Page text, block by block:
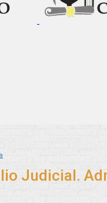
Judicial.